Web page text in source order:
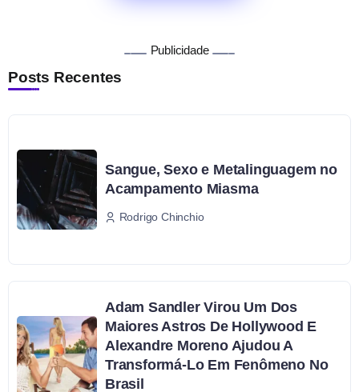
Publicidade
Posts Recentes
Sangue, Sexo e Metalinguagem no
Acampamento Miasma
Rodrigo Chinchio
Adam Sandler Virou Um Dos
Maiores Astros De Hollywood E
Alexandre Moreno Ajudou A
Transformá-Lo Em Fenômeno No
Brasil